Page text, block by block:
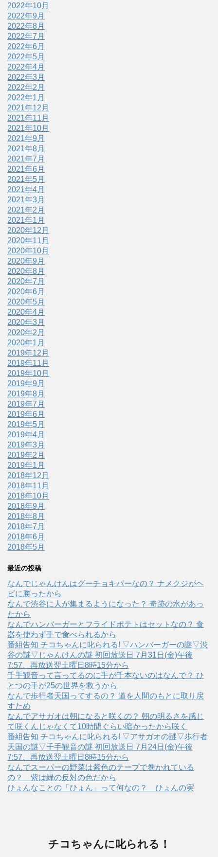
2022年10月
2022年9月
2022年8月
2022年7月
2022年6月
2022年5月
2022年4月
2022年3月
2022年2月
2022年1月
2021年12月
2021年11月
2021年10月
2021年9月
2021年8月
2021年7月
2021年6月
2021年5月
2021年4月
2021年3月
2021年2月
2021年1月
2020年12月
2020年11月
2020年10月
2020年9月
2020年8月
2020年7月
2020年6月
2020年5月
2020年4月
2020年3月
2020年2月
2020年1月
2019年12月
2019年11月
2019年10月
2019年9月
2019年8月
2019年7月
2019年6月
2019年5月
2019年4月
2019年3月
2019年2月
2019年1月
2018年12月
2018年11月
2018年10月
2018年9月
2018年8月
2018年7月
2018年6月
2018年5月
最近の投稿
なんでじゃんけんはグーチョキパーなの？ ナメクジがヘ
ビに勝ったから
なんで渋谷に人が集まるようになった？ 奇跡の水があっ
たから
なんでハンバーガーとフライドポテトはセットなの？ 食
器を使わず手で食べられるから
番組告知 チコちゃんに叱られる! ▽ハンバーガーの謎▽渋
谷の謎▽じゃんけんの謎 初回放送日 7月31日(金)午後
7:57、再放送翌土曜日8時15分から
千手観音って言ってるのに手が千本ないのはなんで？ ひ
とつの手が25の世界を救うから
なんで歩行者天国ってするの？ 道を人間のもとに取り戻
すため
なんでアサガオは朝になると咲くの？ 朝の明るさを感じ
て咲くんじゃなくて10時間ぐらい暗かったから咲く
番組告知 チコちゃんに叱られる! ▽アサガオの謎▽歩行者
天国の謎▽千手観音の謎 初回放送日 7月24日(金)午後
7:57、再放送翌土曜日8時15分から
なんでスーパーの野菜は紫色のテープで巻かれている
の？ 紫は緑の反対の色だから
ひょんなことの「ひょん」って何なの？ ひょんの実
チコちゃんに叱られる！